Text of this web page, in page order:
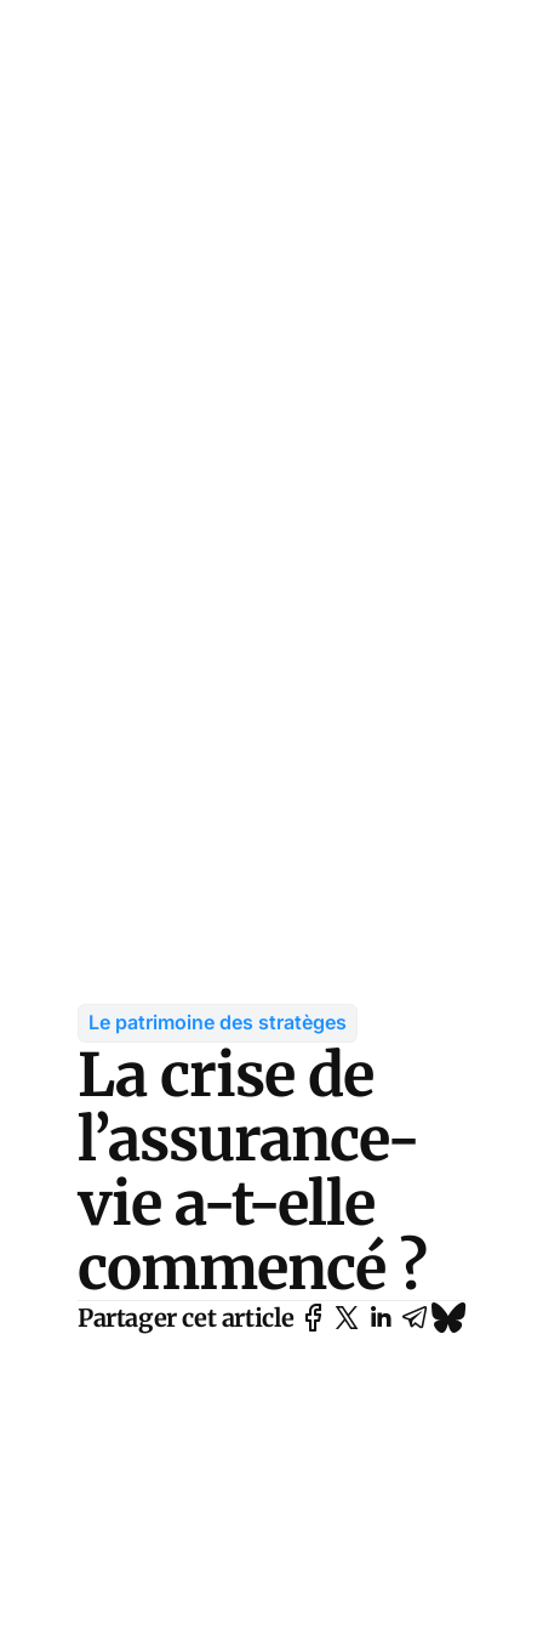
Le patrimoine des stratèges
La crise de
l’assurance-
vie a-t-elle
commencé ?
Partager cet article